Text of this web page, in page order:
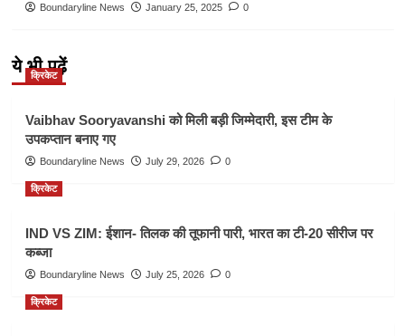
Boundaryline News January 25, 2025 0
ये भी पढ़ें
क्रिकेट
Vaibhav Sooryavanshi को मिली बड़ी जिम्मेदारी, इस टीम के
उपकप्तान बनाए गए
Boundaryline News July 29, 2026 0
क्रिकेट
IND VS ZIM: ईशान- तिलक की तूफानी पारी, भारत का टी-20 सीरीज पर
कब्जा
Boundaryline News July 25, 2026 0
क्रिकेट